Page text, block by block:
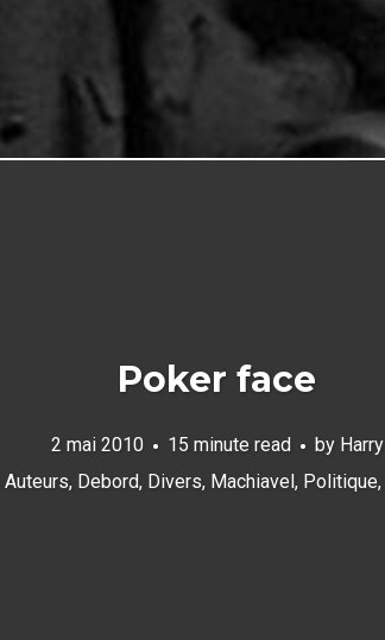
Poker face
2 mai 2010 15 minute read by Harry
Auteurs, Debord, Divers, Machiavel, Politique,